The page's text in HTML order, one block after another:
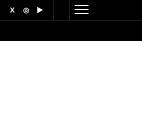
X ◎ ▶